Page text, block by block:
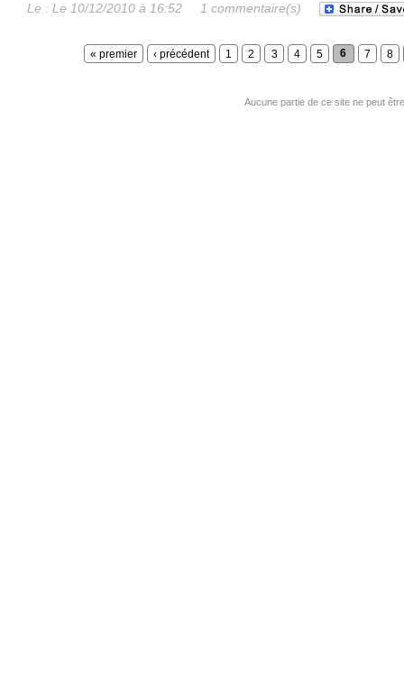
Le : Le 10/12/2010 à 16:52 1 commentaire(s)
« premier ‹ précédent 1 2 3 4 5 6 7 8
Aucune partie de ce site ne peut